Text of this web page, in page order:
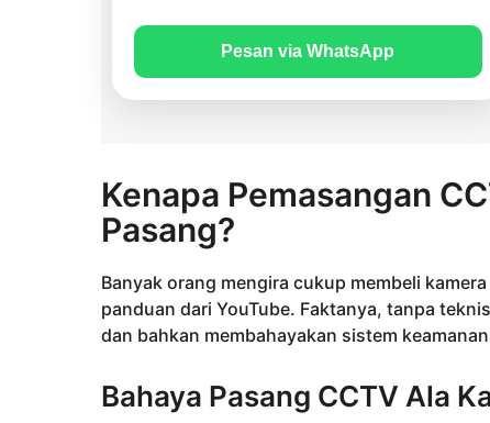
Pesan via WhatsApp
Kenapa Pemasangan
Pasang?
Banyak orang mengira cukup membeli
panduan dari YouTube. Faktanya, tanpa
dan bahkan membahayakan sistem
Bahaya Pasang CCTV Ala